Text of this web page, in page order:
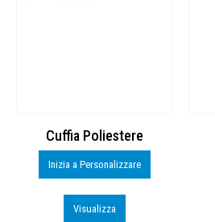
Cuffia Poliestere
Inizia a Personalizzare
Visualizza